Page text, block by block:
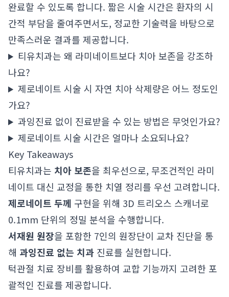
완료할 수 있도록 합니다. 짧은 시술 시간은 환자의 시
간적 부담을 줄여주면서도, 정교한 기술력을 바탕으로
만족스러운 결과를 제공합니다.
티유치과는 왜 라미네이트보다 치아 보존을 강조하
나요?
제로네이트 시술 시 자연 치아 삭제량은 어느 정도인
가요?
과잉진료 없이 진료받을 수 있는 방법은 무엇인가요?
제로네이트 시술 시간은 얼마나 소요되나요?
Key Takeaways
티유치과는 치아 보존을 최우선으로, 무조건적인 라미
네이트 대신 교정을 통한 치열 정리를 우선 고려합니다.
제로네이트 두께 구현을 위해 3D 트리오스 스캐너로
0.1mm 단위의 정밀 분석을 수행합니다.
서재원 원장을 포함한 7인의 원장단이 교차 진단을 통
해 과잉진료 없는 치과 진료를 실현합니다.
턱관절 치료 장비를 활용하여 교합 기능까지 고려한 포
괄적인 진료를 제공합니다.